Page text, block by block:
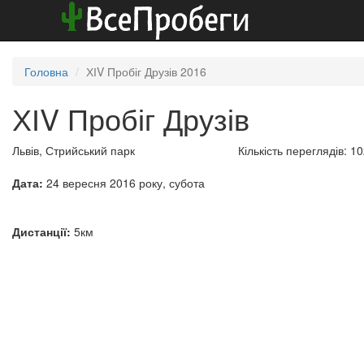
Головна ХІV Пробіг Друзів 2016
ХІV Пробіг Друзів
Львів, Стрийський парк
Кількість переглядів:
Дата: 24 вересня 2016 року, субота
Дистанції: 5км